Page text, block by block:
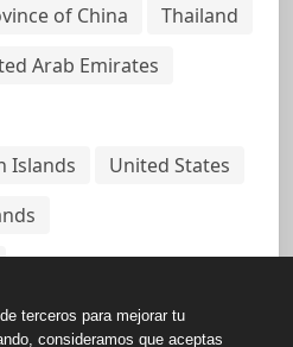
of China
Thailand
Arab Emirates
Islands
United States
terceros para mejorar tu
consideramos que aceptas